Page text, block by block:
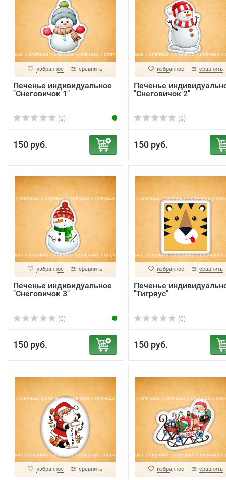
избранное сравнить
Печенье индивидуальное
"Снеговичок 1"
(0)
150 руб.
избранное сравнить
Печенье
"Снеговичок 2"
(0)
150 руб.
избранное сравнить
Печенье индивидуальное
"Снеговичок 3"
(0)
150 руб.
избранное сравнить
Печенье
"Тигряус"
(0)
150 руб.
избранное сравнить избранное сравнить